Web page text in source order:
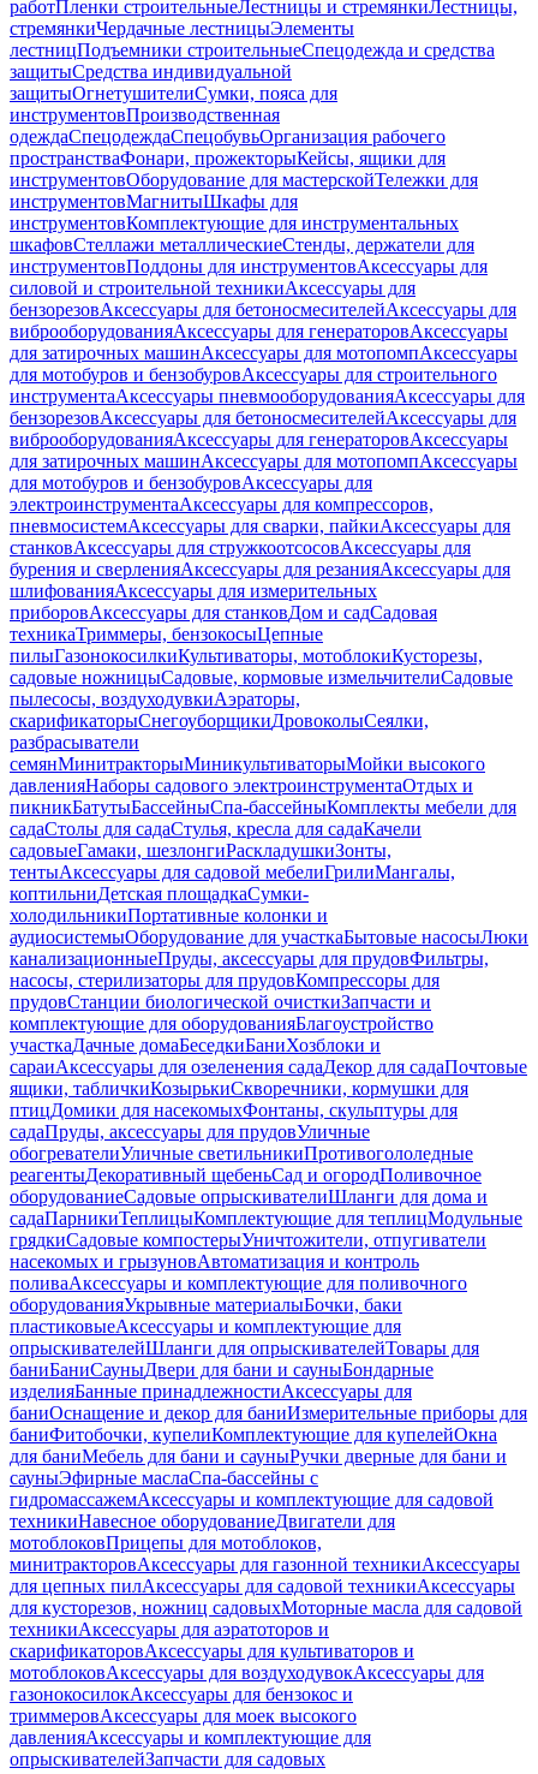
работПленки строительныеЛестницы и стремянкиЛестницы,
стремянкиЧердачные лестницыЭлементы
лестницПодъемники строительныеСпецодежда и средства
защитыСредства индивидуальной
защитыОгнетушителиСумки, пояса для
инструментовПроизводственная
одеждаСпецодеждаСпецобувьОрганизация рабочего
пространстваФонари, прожекторыКейсы, ящики для
инструментовОборудование для мастерскойТележки для
инструментовМагнитыШкафы для
инструментовКомплектующие для инструментальных
шкафовСтеллажи металлическиеСтенды, держатели для
инструментовПоддоны для инструментовАксессуары для
силовой и строительной техникиАксессуары для
бензорезовАксессуары для бетоносмесителейАксессуары для
виброоборудованияАксессуары для генераторовАксессуары
для затирочных машинАксессуары для мотопомпАксессуары
для мотобуров и бензобуровАксессуары для строительного
инструментаАксессуары пневмооборудованияАксессуары для
бензорезовАксессуары для бетоносмесителейАксессуары для
виброоборудованияАксессуары для генераторовАксессуары
для затирочных машинАксессуары для мотопомпАксессуары
для мотобуров и бензобуровАксессуары для
электроинструментаАксессуары для компрессоров,
пневмосистемАксессуары для сварки, пайкиАксессуары для
станковАксессуары для стружкоотсосовАксессуары для
бурения и сверленияАксессуары для резанияАксессуары для
шлифованияАксессуары для измерительных
приборовАксессуары для станковДом и садСадовая
техникаТриммеры, бензокосыЦепные
пилыГазонокосилкиКультиваторы, мотоблокиКусторезы,
садовые ножницыСадовые, кормовые измельчителиСадовые
пылесосы, воздуходувкиАэраторы,
скарификаторыСнегоуборщикиДровоколыСеялки,
разбрасыватели
семянМинитракторыМиникультиваторыМойки высокого
давленияНаборы садового электроинструментаОтдых и
пикникБатутыБассейныСпа-бассейныКомплекты мебели для
садаСтолы для садаСтулья, кресла для садаКачели
садовыеГамаки, шезлонгиРаскладушкиЗонты,
тентыАксессуары для садовой мебелиГрилиМангалы,
коптильниДетская площадкаСумки-
холодильникиПортативные колонки и
аудиосистемыОборудование для участкаБытовые насосыЛюки
канализационныеПруды, аксессуары для прудовФильтры,
насосы, стерилизаторы для прудовКомпрессоры для
прудовСтанции биологической очисткиЗапчасти и
комплектующие для оборудованияБлагоустройство
участкаДачные домаБеседкиБаниХозблоки и
сараиАксессуары для озеленения садаДекор для садаПочтовые
ящики, табличкиКозырькиСкворечники, кормушки для
птицДомики для насекомыхФонтаны, скульптуры для
садаПруды, аксессуары для прудовУличные
обогревателиУличные светильникиПротивогололедные
реагентыДекоративный щебеньСад и огородПоливочное
оборудованиеСадовые опрыскивателиШланги для дома и
садаПарникиТеплицыКомплектующие для теплицМодульные
грядкиСадовые компостерыУничтожители, отпугиватели
насекомых и грызуновАвтоматизация и контроль
поливаАксессуары и комплектующие для поливочного
оборудованияУкрывные материалыБочки, баки
пластиковыеАксессуары и комплектующие для
опрыскивателейШланги для опрыскивателейТовары для
баниБаниСауныДвери для бани и сауныБондарные
изделияБанные принадлежностиАксессуары для
баниОснащение и декор для баниИзмерительные приборы для
баниФитобочки, купелиКомплектующие для купелейОкна
для баниМебель для бани и сауныРучки дверные для бани и
сауныЭфирные маслаСпа-бассейны с
гидромассажемАксессуары и комплектующие для садовой
техникиНавесное оборудованиеДвигатели для
мотоблоковПрицепы для мотоблоков,
минитракторовАксессуары для газонной техникиАксессуары
для цепных пилАксессуары для садовой техникиАксессуары
для кусторезов, ножниц садовыхМоторные масла для садовой
техникиАксессуары для аэратоторов и
скарификаторовАксессуары для культиваторов и
мотоблоковАксессуары для воздуходувокАксессуары для
газонокосилокАксессуары для бензокос и
триммеровАксессуары для моек высокого
давленияАксессуары и комплектующие для
опрыскивателейЗапчасти для садовых